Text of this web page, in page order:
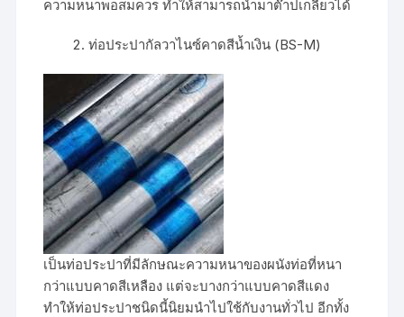
ความหนาพอสมควร ทำให้สามารถนำมาต๊าปเกลียวได้
ท่อประปากัลวาไนซ์คาดสีน้ำเงิน (BS-M)
เป็นท่อประปาที่มีลักษณะความหนาของผนังท่อที่หนา
กว่าแบบคาดสีเหลือง แต่จะบางกว่าแบบคาดสีแดง
ทำให้ท่อประปาชนิดนี้นิยมนำไปใช้กับงานทั่วไป อีกทั้ง